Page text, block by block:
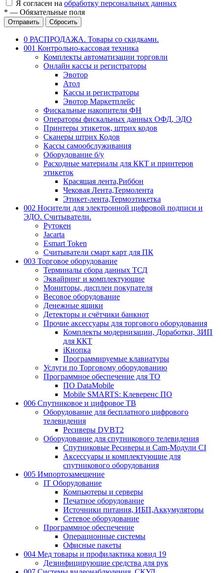
Я согласен на обработку персональных данных
* — Обязательные поля
Отправить Сбросить
0 РАСПРОДАЖА. Товары со скидками.
001 Контрольно-кассовая техника
Комплекты автоматизации торговли
Онлайн кассы и регистраторы
Эвотор
Атол
Кассы и регистраторы
Эвотор Маркетплейс
Фискальные накопители ФН
Операторы фискальных данных ОФД, ЭДО
Принтеры этикеток, штрих кодов
Сканеры штрих Кодов
Кассы самообслуживания
Оборудование б/у
Расходные материалы для ККТ и принтеров
этикеток
Красящая лента,Риббон
Чековая Лента,Термолента
Этикет-лента,Термоэтикетка
002 Носители для электронной цифровой подписи и
ЭДО. Считыватели.
Рутокен
Jacarta
Esmart Token
Считыватели смарт карт для ПК
003 Торговое оборудование
Терминалы сбора данных ТСД
Эквайринг и комплектующие
Мониторы, дисплеи покупателя
Весовое оборудование
Денежные ящики
Детекторы и счётчики банкнот
Прочие аксессуары для торгового оборудования
Комплекты модернизации, Доработки, ЗИП
для ККТ
iКнопка
Программируемые клавиатуры
Услуги по Торговому оборудованию
Программное обеспечение для ТО
ПО DataMobile
Mobile SMARTS: Клеверенс ПО
006 Спутниковое и цифровое ТВ
Оборудование для бесплатного цифрового
телевидения
Ресиверы DVBT2
Оборудование для спутникового телевидения
Спутниковые Ресиверы и Cam-Модули CI
Аксессуары и комплектующие для
спутникового оборудования
005 Импортозамещение
IT Оборудование
Компьютеры и серверы
Печатное оборудование
Источники питания, ИБП,Аккумуляторы
Сетевое оборудование
Программное обеспечение
Операционные системы
Офисные пакеты
004 Мед товары и профилактика ковид 19
Дезинфицирующие средства для рук